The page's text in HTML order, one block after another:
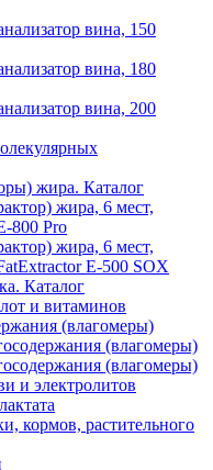
вина, 150
вина, 180
вина, 200
жира. Каталог
жира, 6 мест,
800 Pro
жира, 6 мест,
E-500 SOX
Каталог
и витаминов
(влагомеры)
(влагомеры)
(влагомеры)
и электролитов
кормов, растительного